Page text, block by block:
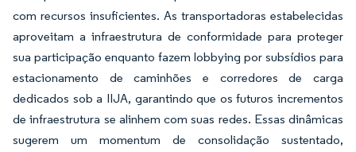
com recursos insuficientes. As transportadoras estabelecidas
aproveitam a infraestrutura de conformidade para proteger
sua participação enquanto fazem lobbying por subsídios para
estacionamento de caminhões e corredores de carga
dedicados sob a IIJA, garantindo que os futuros incrementos
de infraestrutura se alinhem com suas redes. Essas dinâmicas
sugerem um momentum de consolidação sustentado,